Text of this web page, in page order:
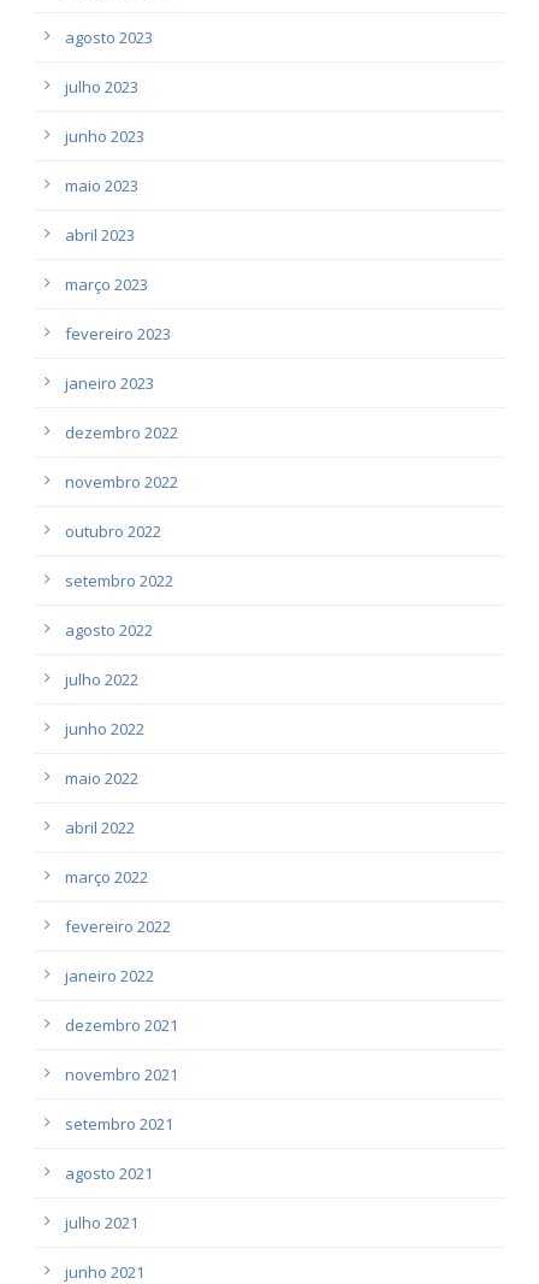
agosto 2023
julho 2023
junho 2023
maio 2023
abril 2023
março 2023
fevereiro 2023
janeiro 2023
dezembro 2022
novembro 2022
outubro 2022
setembro 2022
agosto 2022
julho 2022
junho 2022
maio 2022
abril 2022
março 2022
fevereiro 2022
janeiro 2022
dezembro 2021
novembro 2021
setembro 2021
agosto 2021
julho 2021
junho 2021